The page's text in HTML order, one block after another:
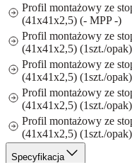
Profil montażowy ze
(41x41x2,5) (- MPP -)
Profil montażowy ze
(41x41x2,5) (1szt./
Profil montażowy ze
(41x41x2,5) (1szt./
Profil montażowy ze
(41x41x2,5) (1szt./
Profil montażowy ze
(41x41x2,5) (1szt./
Specyfikacja